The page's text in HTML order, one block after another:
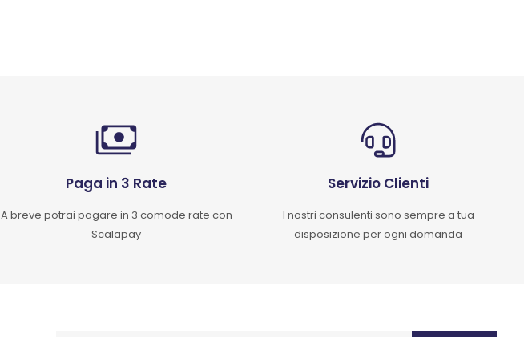
Paga in 3 Rate
A breve potrai pagare in 3 comode rate con
Scalapay
Servizio Clienti
I nostri consulenti sono sempre a tua
disposizione per ogni domanda